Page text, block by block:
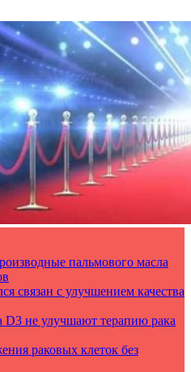
пальмового масла
связан с улучшением качества
не улучшают терапию рака
раковых клеток без